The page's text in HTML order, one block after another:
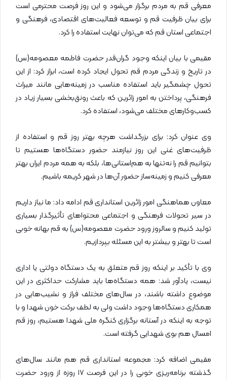
معرفی قم به مردم برگزار می‌شود و این روز فرصت محترمی است
برای بیان ظرفیت قم و توسعه فعالیت‌های اقتصادی، فرهنگی و
اجتماعی استان قم که می‌توان نهایت استفاده را کرد.
مقیمی با بیان اینکه وجود گران‌قدر حضرت فاطمه معصومه(س)
در تاریخ و زندگی مردم قم تحول ایجاد کرده است، ابراز کرد: از این
تحول چشمگیر باید استفاده مناسب در زمینه‌هایی مانند میراث
فرهنگی، پرداختن به امور زائرین که باعث رونق‌بخشی بسیار زیاد در
کسب‌وکارهای مختلف می‌شود، استفاده کرد.
وی عنوان کرد: برای بزرگداشت هرچه بهتر روز قم و استفاده از
ظرفیت‌های غنی این روز نیازمند حضور دستگاه‌ها هستیم تا
بتوانیم قم را نه‌تنها به هم‌استانی‌ها، بلکه به همه مردم ایران بهتر
معرفی کنیم و زمینه‌ساز حضور آن‌ها در شهر کریمه باشیم.
معاون هماهنگی امور زائرین استانداری قم ادامه داد: ما نیاز داریم
در سیر تحولات فرهنگی و اجتماعی محتواهای تأثیرگذار بسیاری
تولید کنیم و سالروز ورود حضرت معصومه(س) به قم بهانه خوبی
است تا بهتر و بیشتر به این مسئله بپردازیم.
وی با تأکید بر اینکه روز قم متعلق به یک دستگاه دولتی یا اداری
نیست، یادآور شد: همه دستگاه‌ها باید مشارکت حداکثری در این
موضوع داشته باشند، در سال‌های مختلف فراز و نشیب‌هایی در
همکاری دستگاه‌ها وجود داشت ولی به لطف برکت خون شهدا و با
توجه به اینکه در آستانه برگزاری کنگره ملی شهدا هستیم، روز قم
امسال هم بوی شهدایی گرفته است.
مقیمی اضافه کرد: مجموعه استانداری قم هم مانند سال‌های
گذشته برنامه‌ریزی خوبی را در این فرصت ۱۷ روزه از ورود حضرت